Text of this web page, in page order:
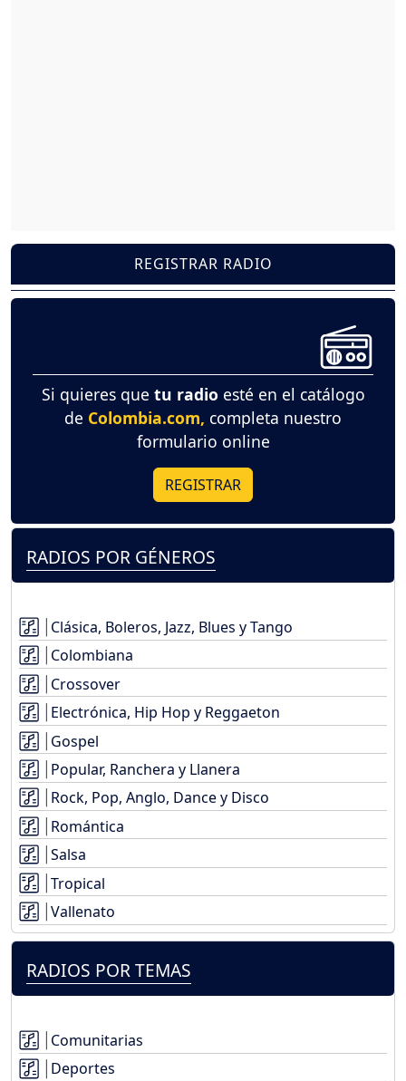
REGISTRAR RADIO
Si quieres que tu radio esté en el catálogo
de Colombia.com, completa nuestro
formulario online
REGISTRAR
RADIOS POR GÉNEROS
Clásica, Boleros, Jazz, Blues y Tango
Colombiana
Crossover
Electrónica, Hip Hop y Reggaeton
Gospel
Popular, Ranchera y Llanera
Rock, Pop, Anglo, Dance y Disco
Romántica
Salsa
Tropical
Vallenato
RADIOS POR TEMAS
Comunitarias
Deportes